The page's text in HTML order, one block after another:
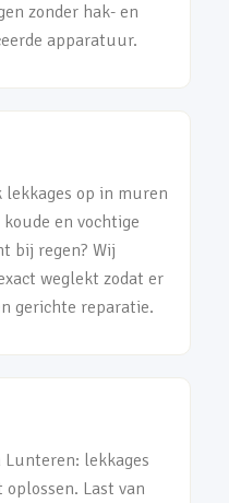
zonder hak- en
apparatuur.
op in muren
en vochtige
bij regen? Wij
weglekt zodat er
gerichte reparatie.
lekkages
Last van